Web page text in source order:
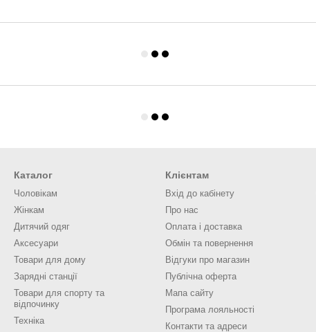
Каталог
Чоловікам
Жінкам
Дитячий одяг
Аксесуари
Товари для дому
Зарядні станції
Товари для спорту та
відпочинку
Техніка
Клієнтам
Вхід до кабінету
Про нас
Оплата і доставка
Обмін та повернення
Відгуки про магазин
Публічна оферта
Мапа сайту
Програма лояльності
Контакти та адреси